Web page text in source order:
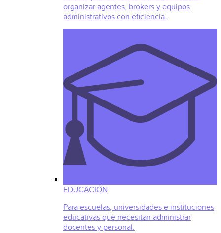
organizar agentes, brokers y equipos
administrativos con eficiencia.
EDUCACIÓN
Para escuelas, universidades e instituciones
educativas que necesitan administrar
docentes y personal.